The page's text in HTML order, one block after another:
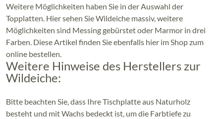
Weitere Möglichkeiten haben Sie in der Auswahl der
Topplatten. Hier sehen Sie Wildeiche massiv, weitere
Möglichkeiten sind Messing gebürstet oder Marmor in drei
Farben. Diese Artikel finden Sie ebenfalls hier im Shop zum
online bestellen.
Weitere Hinweise des Herstellers zur
Wildeiche:
Bitte beachten Sie, dass Ihre Tischplatte aus Naturholz
besteht und mit Wachs bedeckt ist, um die Farbtiefe zu